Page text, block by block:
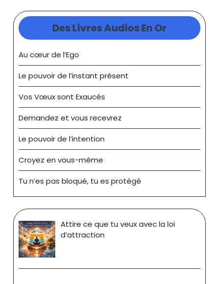
Des Livres Audios En Or
Au cœur de l’Ego
Le pouvoir de l’instant présent
Vos Vœux sont Exaucés
Demandez et vous recevrez
Le pouvoir de l’intention
Croyez en vous-même
Tu n’es pas bloqué, tu es protégé
Attire ce que tu veux avec la loi
d’attraction